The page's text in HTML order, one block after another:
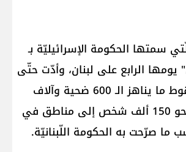
سمتها الحكومة الإسرائيليّة بـ
الرابع على لبنان، وأدّت حتّى
اللحظة إلى سقوط ما يناهز الـ 600 ضحية وآلاف
الجرحى ونزوح نحو 150 ألف شخص إلى مناطق في
ما صرّحت به الحكومة اللّبنانيّة.